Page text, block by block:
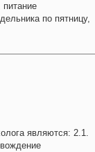
по пятницу,
являются: 2.1.